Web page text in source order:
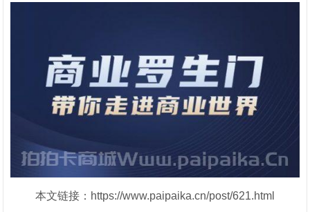
本文链接：https://www.paipaika.cn/post/621.html